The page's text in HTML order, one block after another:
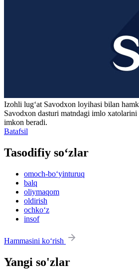
Izohli lugʻat Savodxon loyihasi bilan
Savodxon dasturi matndagi imlo xatolarini
imkon beradi.
Batafsil
Tasodifiy so‘zlar
omoch-bo‘yinturuq
balq
oliymaqom
oldirish
ochko‘z
insof
Hammasini ko‘rish
Yangi so'zlar